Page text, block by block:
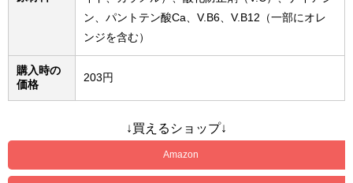
ン、パントテン酸Ca、V.B6、V.B12（一部にオレ
ンジを含む）
購入時の
価格
203円
↓買えるショップ↓
Amazon